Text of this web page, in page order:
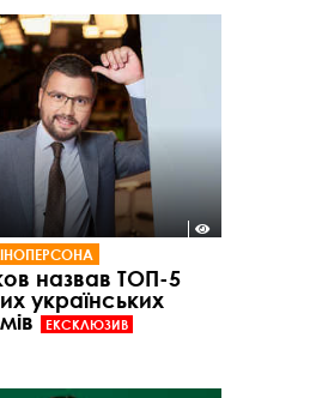
назвав ТОП-5
українських
ЕКСКЛЮЗИВ